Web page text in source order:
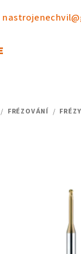
/ FRÉZOVÁNÍ /